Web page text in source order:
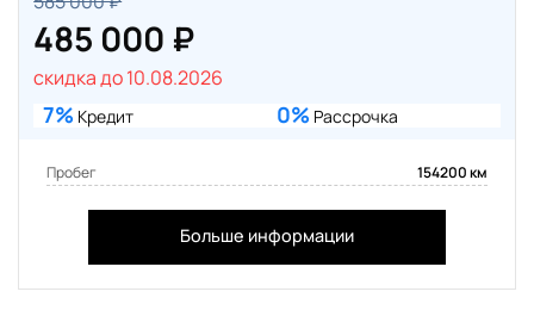
485 000 ₽
скидка до 10.08.2026
7% Кредит 0% Рассрочка
Пробег 154200 км
Больше информации